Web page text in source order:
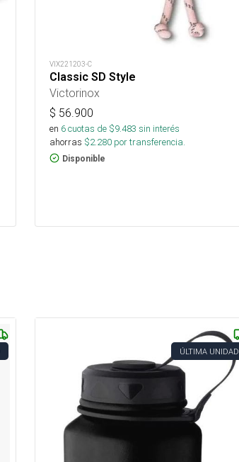
VIX221203-C
Classic SD Style
Victorinox
$ 56.900
en 6cuotas de $9.483 sin interés
ahorras $2.280 por transferencia.
Disponible
ÚLTIMA UNIDAD